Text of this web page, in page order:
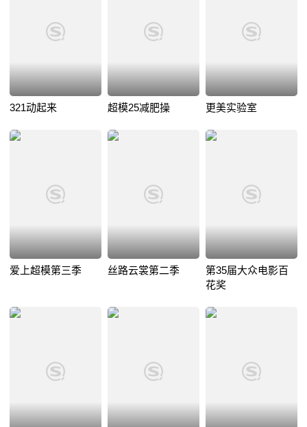
321动起来 超模25减肥操 更美实验室
爱上超模第三季 丝路云裳第二季
第35届大众电影百
花奖